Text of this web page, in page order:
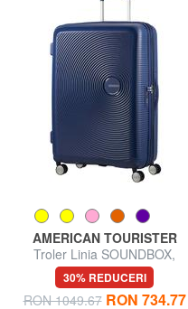
AMERICAN TOURISTER
Troler Linia SOUNDBOX,
dimensiuni mari, extensibilă
30% REDUCERI
RON 1049.67 RON 734.77